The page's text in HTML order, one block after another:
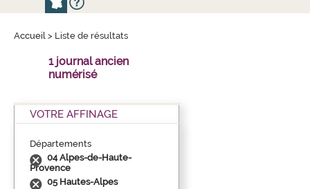
Accueil > Liste de résultats
1 journal ancien
numérisé
VOTRE AFFINAGE
Départements
04 Alpes-de-Haute-
Provence
05 Hautes-Alpes